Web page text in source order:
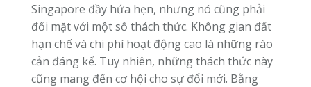
Singapore đầy hứa hẹn, nhưng nó cũng phải
đối mặt với một số thách thức. Không gian đất
hạn chế và chi phí hoạt động cao là những rào
cản đáng kể. Tuy nhiên, những thách thức này
cũng mang đến cơ hội cho sự đổi mới. Bằng